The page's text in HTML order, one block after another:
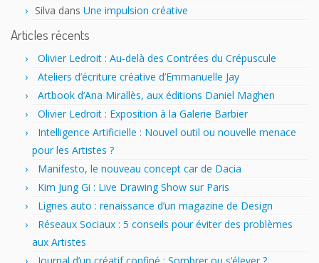
Silva dans Une impulsion créative
Articles récents
Olivier Ledroit : Au-delà des Contrées du Crépuscule
Ateliers d’écriture créative d’Emmanuelle Jay
Artbook d’Ana Mirallès, aux éditions Daniel Maghen
Olivier Ledroit : Exposition à la Galerie Barbier
Intelligence Artificielle : Nouvel outil ou nouvelle menace
pour les Artistes ?
Manifesto, le nouveau concept car de Dacia
Kim Jung Gi : Live Drawing Show sur Paris
Lignes auto : renaissance d’un magazine de Design
Réseaux Sociaux : 5 conseils pour éviter des problèmes
aux Artistes